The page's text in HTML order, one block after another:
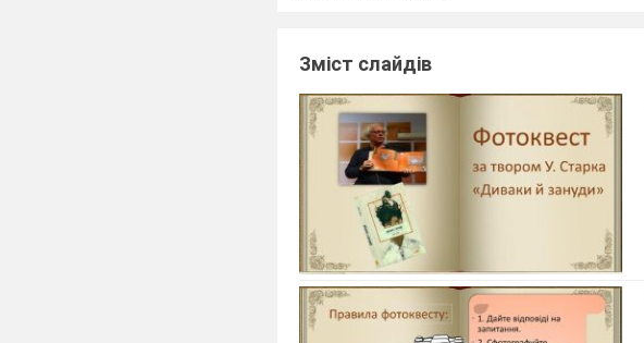
Зміст слайдів